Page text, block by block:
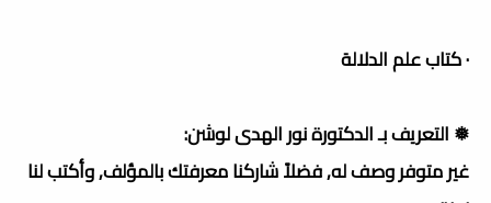
· كتاب علم الدلالة
❅ التعريف بـ الدكتورة نور الهدى لوشن:
غير متوفر وصف له, فضلاً شاركنا معرفتك بالمؤلف, وأكتب لنا